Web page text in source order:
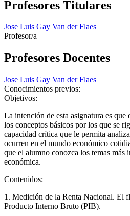
Profesores Titulares
Jose Luis Gay Van der Flaes
Profesor/a
Profesores Docentes
Jose Luis Gay Van der Flaes
Conocimientos previos:
Objetivos:
La intención de esta asignatura es
los conceptos básicos por los que se
capacidad crítica que le permita
ocurren en el mundo económico
que el alumno conozca los temas más
económica.
Contenidos:
1. Medición de la Renta Nacional. El
Producto Interno Bruto (PIB).